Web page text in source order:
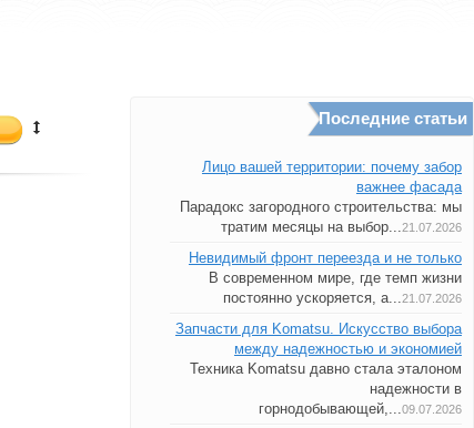
Последние статьи
Лицо вашей территории: почему забор
важнее фасада
Парадокс загородного строительства: мы
тратим месяцы на выбор...21.07.2026
Невидимый фронт переезда и не только
В современном мире, где темп жизни
постоянно ускоряется, а...21.07.2026
Запчасти для Komatsu. Искусство выбора
между надежностью и экономией
Техника Komatsu давно стала эталоном
надежности в
горнодобывающей,...09.07.2026